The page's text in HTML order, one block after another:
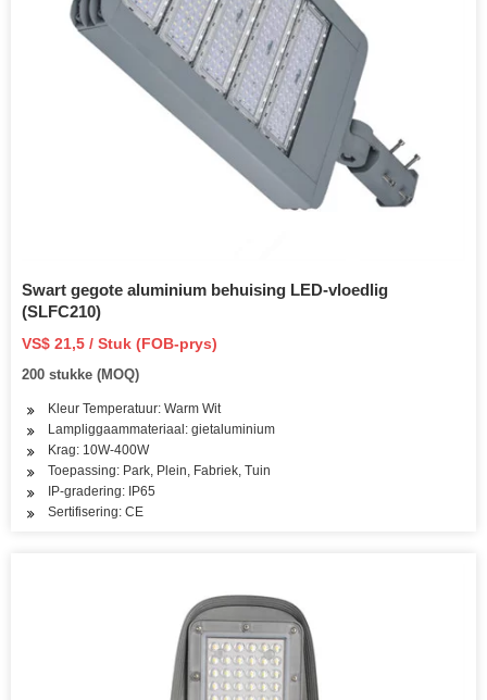
Swart gegote aluminium behuising LED-vloedlig
(SLFC210)
VS$ 21,5 / Stuk (FOB-prys)
200 stukke (MOQ)
Kleur Temperatuur: Warm Wit
Lampliggaammateriaal: gietaluminium
Krag: 10W-400W
Toepassing: Park, Plein, Fabriek, Tuin
IP-gradering: IP65
Sertifisering: CE